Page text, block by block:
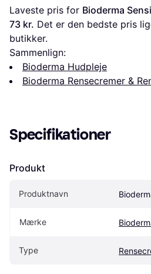
Laveste pris for Bioderma
73 kr. Det er den bedste pris
butikker.
Sammenlign:
Bioderma Hudpleje
Bioderma Rensecremer &
Specifikationer
Produkt
Produktnavn
Mærke
Type